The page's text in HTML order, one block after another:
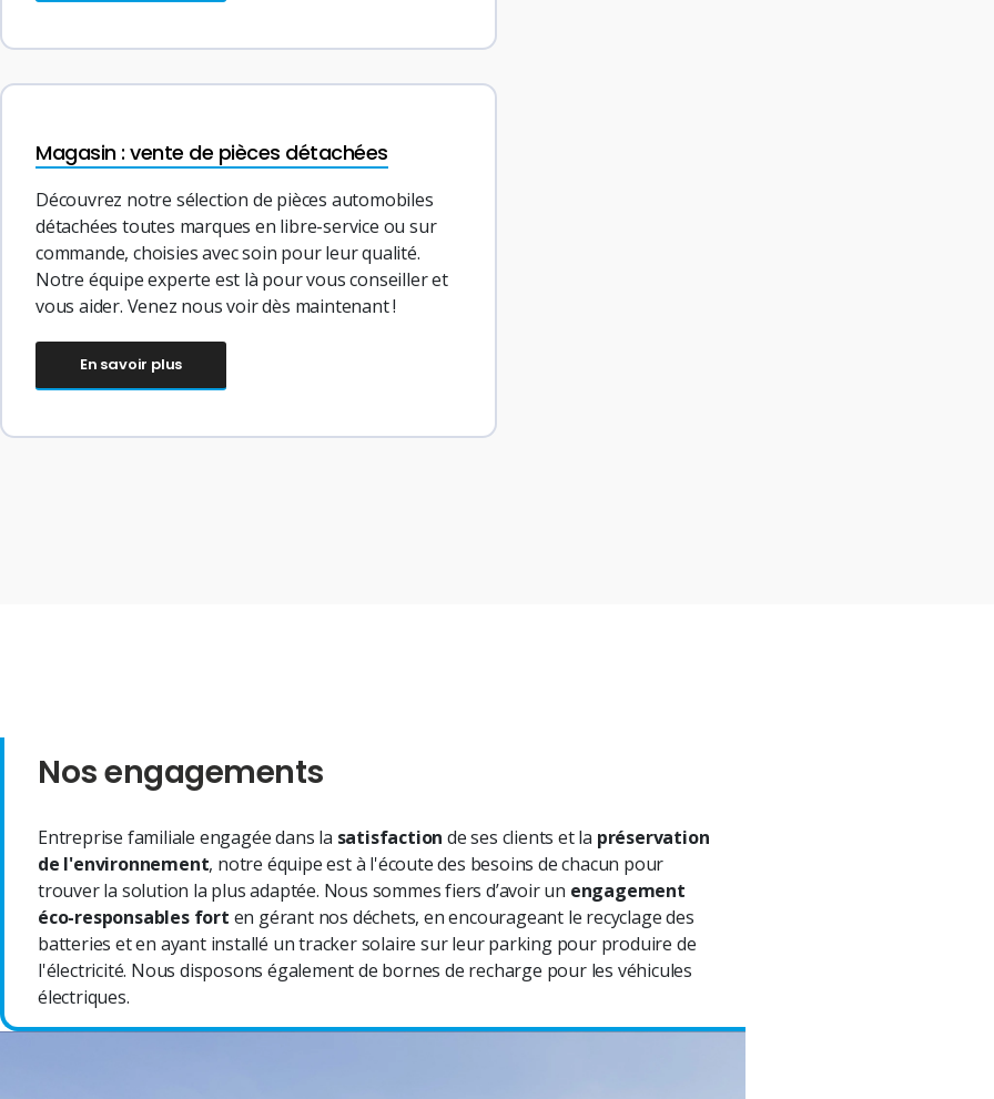
Magasin : vente de pièces détachées
Découvrez notre sélection de pièces automobiles
détachées toutes marques en libre-service ou sur
commande, choisies avec soin pour leur qualité.
Notre équipe experte est là pour vous conseiller et
vous aider. Venez nous voir dès maintenant !
En savoir plus
Nos engagements
Entreprise familiale engagée dans la satisfactionde ses clients et la préservation
de l'environnement, notre équipe est à l'écoute des besoins de chacun pour
trouver la solution la plus adaptée. Nous sommes fiers d’avoir un engagement
éco-responsables fort en gérant nos déchets, en encourageant le recyclage des
batteries et en ayant installé un tracker solaire sur leur parking pour produire de
l'électricité. Nous disposons également de bornes de recharge pour les véhicules
électriques.